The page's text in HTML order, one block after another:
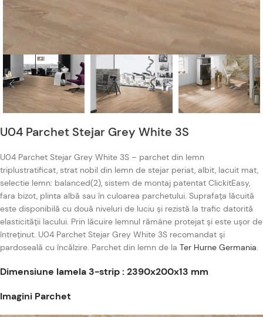
U04 Parchet Stejar Grey White 3S
U04 Parchet Stejar Grey White 3S – parchet din lemn
triplustratificat, strat nobil din lemn de stejar periat, albit, lacuit mat,
selectie lemn: balanced(2), sistem de montaj patentat ClickitEasy,
fara bizot, plinta albă sau în culoarea parchetului. Suprafața lăcuită
este disponibilă cu două niveluri de luciu și rezistă la trafic datorită
elasticității lacului. Prin lăcuire lemnul rămâne protejat și este ușor de
întreținut. U04 Parchet Stejar Grey White 3S recomandat și
pardoseală cu încălzire. Parchet din lemn de la Ter Hurne Germania.
Dimensiune lamela 3-strip : 2390x200x13 mm
Imagini Parchet